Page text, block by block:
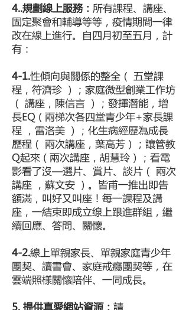
4..規劃線上服務： 所有課程、講座、
固定聚會和輔導等等，疫情期間一律
改在線上進行。自四月初至五月，計
有：
4-1.性傾向與關係的整全（ 五堂課
程，符濟珍 ）；家庭微型創業工作坊
（ 講座，陳信言 ）；發揮潛能，增
長EQ ( 兩梯次各四堂青少年+家長課
程 ，雷洛美 ）；化生病經歷為成長
歷程（ 兩次講座，葉高芳）；讓管教
Q起來 ( 兩次講座，胡慧玲）；看電
影看了沒—選片、賞片、談片（ 兩次
講座 ，蘇文安 ）。皆甫一推出即告
額滿，叫好又叫座！每一課程及講
座，一結束即成立缐上跟進群組，繼
續回應、答問、關懷。
4-2.線上單親家長、單親家庭青少年
團契、讀書會、家庭戒癮團契等，在
雲端照樣關懷陪伴、一同成長。
5. 提供真愛網站資源： 請